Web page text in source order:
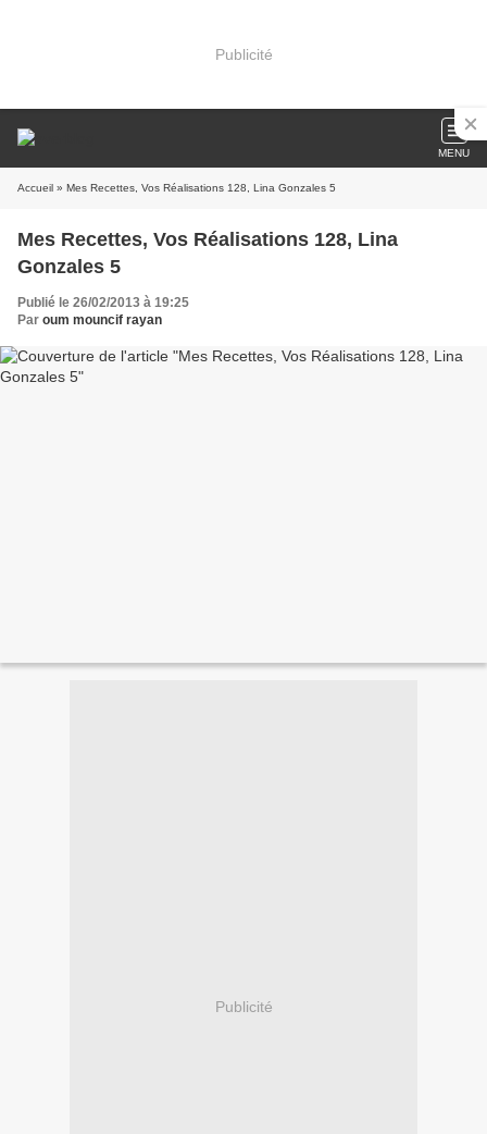
Publicité
MENU
Accueil » Mes Recettes, Vos Réalisations 128, Lina Gonzales 5
Mes Recettes, Vos Réalisations 128, Lina
Gonzales 5
Publié le 26/02/2013 à 19:25
Par oum mouncif rayan
Publicité